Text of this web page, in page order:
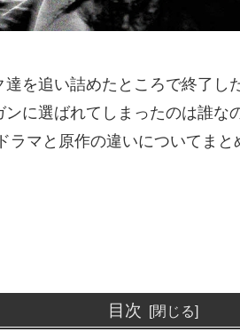
を追い詰めたところで終了し
ンに選ばれてしまったのは誰な
ラマと原作の違いについてまと
目次